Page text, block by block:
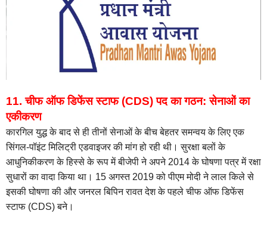
11. चीफ ऑफ डिफेंस स्टाफ (CDS) पद का गठन: सेनाओं का
एकीकरण
कारगिल युद्ध के बाद से ही तीनों सेनाओं के बीच बेहतर समन्वय के लिए एक
सिंगल-पॉइंट मिलिट्री एडवाइजर की मांग हो रही थी। सुरक्षा बलों के
आधुनिकीकरण के हिस्से के रूप में बीजेपी ने अपने 2014 के घोषणा पत्र में रक्षा
सुधारों का वादा किया था। 15 अगस्त 2019 को पीएम मोदी ने लाल किले से
इसकी घोषणा की और जनरल बिपिन रावत देश के पहले चीफ ऑफ डिफेंस
स्टाफ (CDS) बने।